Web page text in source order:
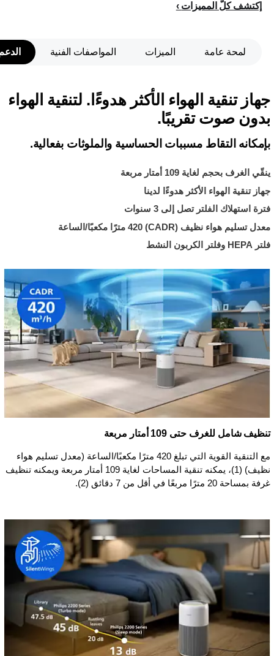
إكتشف كلّ المميزات
لمحة عامة الميزات المواصفات الفنية
جهاز تنقية الهواء الأكثر هدوءًا. لتنقية الهواء
بدون صوت تقريبًا.
بإمكانه التقاط مسببات الحساسية والملوثات بفعالية.
ينقّي الغرف بحجم لغاية 109 أمتار مربعة
جهاز تنقية الهواء الأكثر هدوءًا لدينا
فترة استهلاك الفلتر تصل إلى 3 سنوات
معدل تسليم هواء نظيف (CADR)‏ 420 مترًا مكعبًا/الساعة
فلتر HEPA وفلتر الكربون النشط
تنظيف شامل للغرف حتى 109 أمتار مربعة
مع التنقية القوية التي تبلغ 420 مترًا مكعبًا/الساعة (معدل تسليم هواء
نظيف) (1)، يمكنه تنقية المساحات لغاية 109 أمتار مربعة ويمكنه تنظيف
غرفة بمساحة 20 مترًا مربعًا في أقل من 7 دقائق (2).